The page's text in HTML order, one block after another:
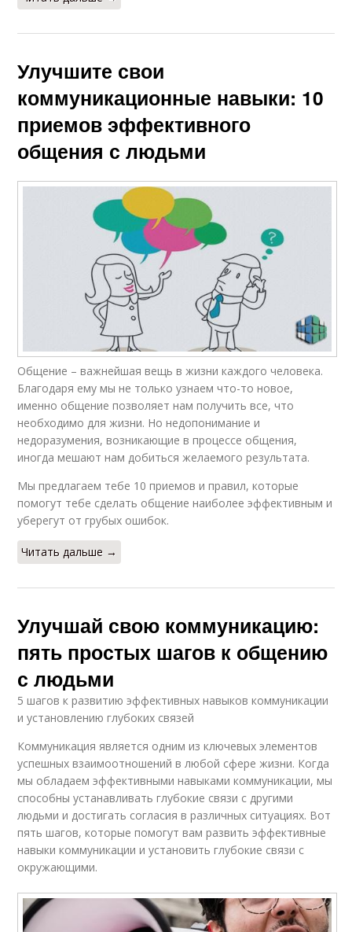
Улучшите свои
коммуникационные навыки: 10
приемов эффективного
общения с людьми
Общение – важнейшая вещь в жизни каждого человека.
Благодаря ему мы не только узнаем что-то новое,
именно общение позволяет нам получить все, что
необходимо для жизни. Но недопонимание и
недоразумения, возникающие в процессе общения,
иногда мешают нам добиться желаемого результата.
Мы предлагаем тебе 10 приемов и правил, которые
помогут тебе сделать общение наиболее эффективным и
уберегут от грубых ошибок.
Читать дальше →
Улучшай свою коммуникацию:
пять простых шагов к общению
с людьми
5 шагов к развитию эффективных навыков коммуникации
и установлению глубоких связей
Коммуникация является одним из ключевых элементов
успешных взаимоотношений в любой сфере жизни. Когда
мы обладаем эффективными навыками коммуникации, мы
способны устанавливать глубокие связи с другими
людьми и достигать согласия в различных ситуациях. Вот
пять шагов, которые помогут вам развить эффективные
навыки коммуникации и установить глубокие связи с
окружающими.